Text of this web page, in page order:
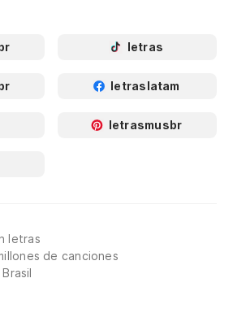
letras
letraslatam
letrasmusbr
letras
de canciones